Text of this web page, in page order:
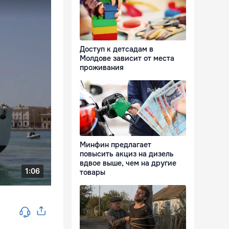
Доступ к детсадам в
Молдове зависит от места
проживания
Минфин предлагает
повысить акциз на дизель
вдвое выше, чем на другие
товары